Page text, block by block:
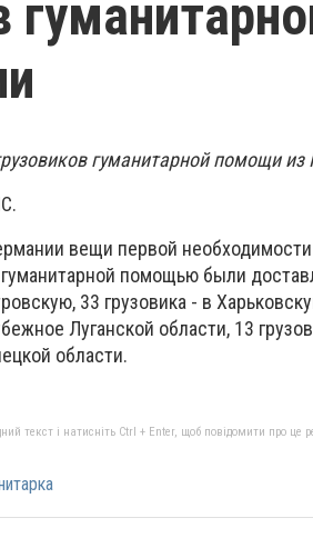
гуманитарной помощи из
вещи первой
помощью были
33 грузовика - в
Луганской области, 13
области.
текст і натисніть Ctrl + Enter, щоб повідомити про це